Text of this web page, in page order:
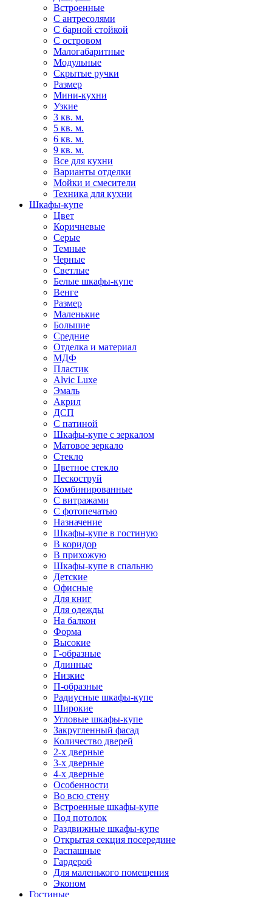
Встроенные
С антресолями
С барной стойкой
С островом
Малогабаритные
Модульные
Скрытые ручки
Размер
Мини-кухни
Узкие
3 кв. м.
5 кв. м.
6 кв. м.
9 кв. м.
Все для кухни
Варианты отделки
Мойки и смесители
Техника для кухни
Шкафы-купе
Цвет
Коричневые
Серые
Темные
Черные
Светлые
Белые шкафы-купе
Венге
Размер
Маленькие
Большие
Средние
Отделка и материал
МДФ
Пластик
Alvic Luxe
Эмаль
Акрил
ДСП
С патиной
Шкафы-купе с зеркалом
Матовое зеркало
Стекло
Цветное стекло
Пескоструй
Комбинированные
С витражами
С фотопечатью
Назначение
Шкафы-купе в гостиную
В коридор
В прихожую
Шкафы-купе в спальню
Детские
Офисные
Для книг
Для одежды
На балкон
Форма
Высокие
Г-образные
Длинные
Низкие
П-образные
Радиусные шкафы-купе
Широкие
Угловые шкафы-купе
Закругленный фасад
Количество дверей
2-х дверные
3-х дверные
4-х дверные
Особенности
Во всю стену
Встроенные шкафы-купе
Под потолок
Раздвижные шкафы-купе
Открытая секция посередине
Распашные
Гардероб
Для маленького помещения
Эконом
Гостиные